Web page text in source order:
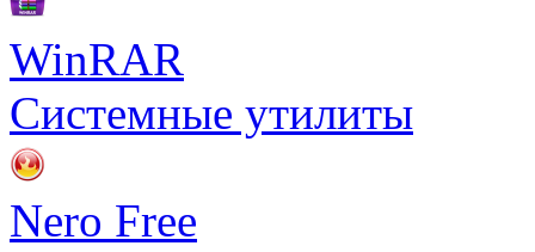
WinRAR
Системные утилиты
Nero Free